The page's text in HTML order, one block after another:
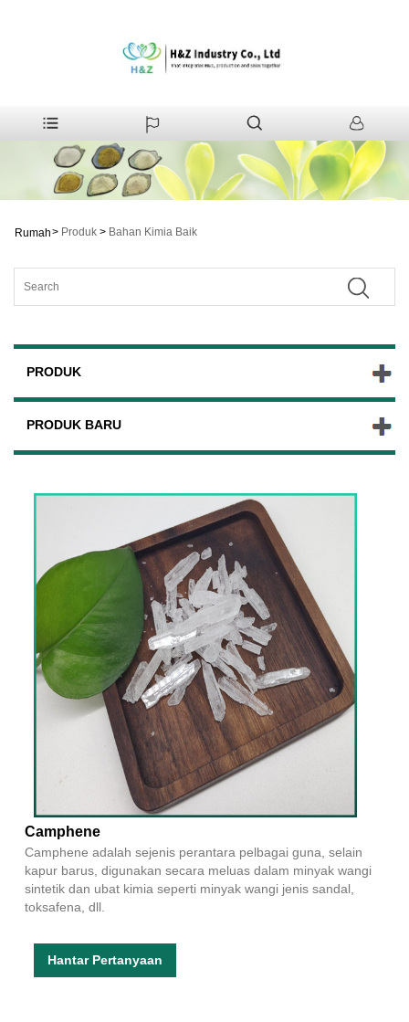
Rumah> Produk > Bahan Kimia Baik
PRODUK
PRODUK BARU
Camphene
Camphene adalah sejenis perantara pelbagai guna, selain
kapur barus, digunakan secara meluas dalam minyak wangi
sintetik dan ubat kimia seperti minyak wangi jenis sandal,
toksafena, dll.
Hantar Pertanyaan